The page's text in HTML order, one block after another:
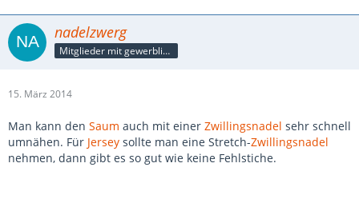
nadelzwerg
Mitglieder mit gewerblicher Verbindung, auch als Mitarbeiter/in
15. März 2014
Man kann den Saum auch mit einer Zwillingsnadel sehr schnell
umnähen. Für Jersey sollte man eine Stretch-Zwillingsnadel
nehmen, dann gibt es so gut wie keine Fehlstiche.